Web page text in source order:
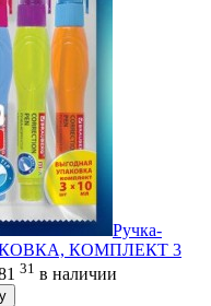
Ручка-
КОМПЛЕКТ 3
31 в наличии